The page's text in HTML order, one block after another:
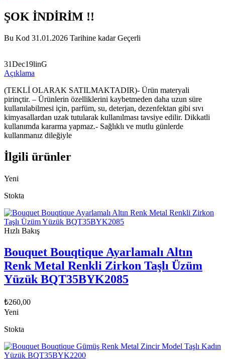
ŞOK İNDİRİM !!
Bu Kod 31.01.2026 Tarihine kadar Geçerli
31Dec19linG
Açıklama
(TEKLİ OLARAK SATILMAKTADIR)- Ürün materyali
pirinçtir. – Ürünlerin özelliklerini kaybetmeden daha uzun süre
kullanılabilmesi için, parfüm, su, deterjan, dezenfektan gibi sıvı
kimyasallardan uzak tutularak kullanılması tavsiye edilir. Dikkatli
kullanımda kararma yapmaz.- Sağlıklı ve mutlu günlerde
kullanmanız dileğiyle
İlgili ürünler
Yeni
Stokta
Hızlı Bakış
Bouquet Bouqtique Ayarlamalı Altın
Renk Metal Renkli Zirkon Taşlı Üzüm
Yüzük BQT35BYK2085
₺260,00
Yeni
Stokta